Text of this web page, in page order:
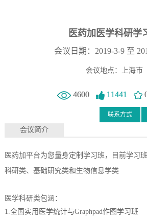
医药加医学科研学
会议日期：2019-3-9 至
会议地点：上海市
4600 11441
联系方式
会议简介
医药加平台为您量身定制学习班，目前学习
科研类、基础研究类和生物信息学类
医学科研类包涵：
1.全国实用医学统计与Graphpad作图学习班